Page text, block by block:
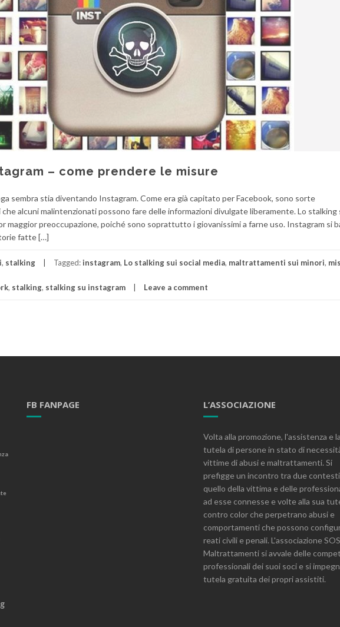
– come prendere le misure
sembra stia diventando Instagram. Come era già capitato per Facebook, sono sorte
alcuni malintenzionati possono fare delle informazioni divulgate liberamente. Lo stalking
maggior preoccupazione, poiché sono soprattutto i giovanissimi a farne uso. Instagram si
fatte […]
, stalking Tagged: instagram, Lo stalking sui social media, maltrattamenti sui minori,
, stalking, stalking su instagram Leave a comment
FB FANPAGE L’ASSOCIAZIONE
Volta alla promozione, l'assistenza e la
tutela di persone in stato di
vittime di abusi e maltrattamenti. Si
prefigge un incontro tra due
quello della vittima e delle
ad esse connesse e volte alla sua
contro color che perpetrano abusi e
comportamenti che possono
reati civili e penali. L'associazione SOS
Maltrattamenti si avvale delle
professionali dei suoi soci e si
tutela gratuita dei propri assistiti.